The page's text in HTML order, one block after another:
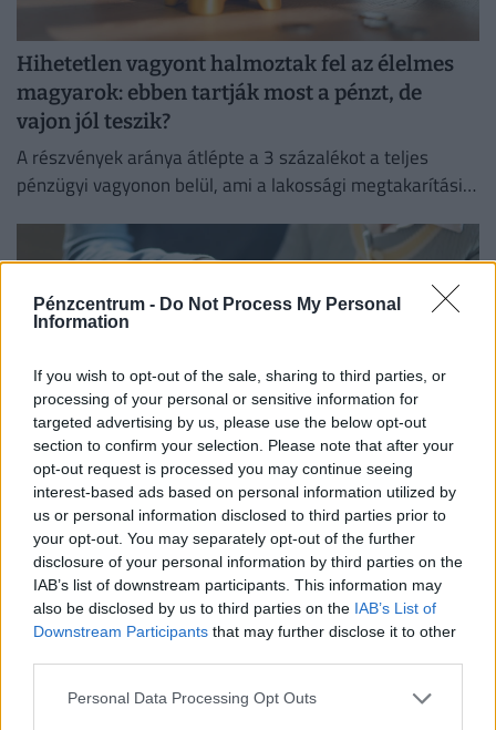
Pénzcentrum - Do Not Process My Personal
Information
If you wish to opt-out of the sale, sharing to third parties, or
processing of your personal or sensitive information for
targeted advertising by us, please use the below opt-out
section to confirm your selection. Please note that after your
opt-out request is processed you may continue seeing
interest-based ads based on personal information utilized by
us or personal information disclosed to third parties prior to
your opt-out. You may separately opt-out of the further
disclosure of your personal information by third parties on the
IAB’s list of downstream participants. This information may
also be disclosed by us to third parties on the IAB’s List of
Downstream Participants that may further disclose it to other
Personal Data Processing Opt Outs
Hihetetlen vagyont halmoztak fel az élelmes
magyarok: ebben tartják most a pénzt, de
vajon jól teszik?
A részvények aránya átlépte a 3 százalékot a teljes
pénzügyi vagyonon belül, ami a lakossági megtakarítási
Nagyon fontos hírt kaptak a takarékoskodók:
tízezreket érintő változás lépett életbe
A fúzióval az ország legnagyobb független pénztárának
taglétszáma 110 ezer főre, a kezelt vagyona pedig több
mint 295 milliárd forintra nőtt.